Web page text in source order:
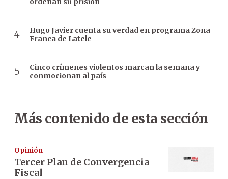
Hugo Javier cuenta su verdad en programa Zona
Franca de Latele
Cinco crímenes violentos marcan la semana y
conmocionan al país
Más contenido de esta sección
Opinión
Tercer Plan de Convergencia
Fiscal